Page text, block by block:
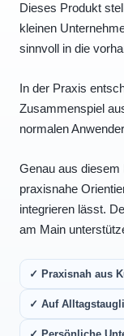
Dieses Produkt
kleinen
sinnvoll in die
In der Praxis
Zusammenspiel
normalen
Genau aus diesem
praxisnahe
integrieren lässt.
am Main
✓ Praxisnah aus
✓ Auf